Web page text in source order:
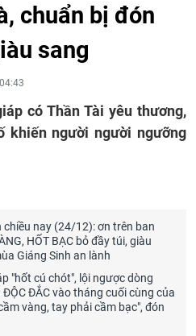
chuẩn bị đón
sang
có Thần Tài yêu thương,
khiến người người ngưỡng
nay (24/12): ơn trên ban
HỐT BẠC bỏ đầy túi, giàu
Giáng Sinh an lành
"hốt cú chót", lội ngược dòng
ĐỘC ĐẮC vào tháng cuối cùng của
vàng, tay phải cầm bạc", đón